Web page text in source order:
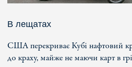
В лещатах
США перекриває Кубі нафтовий
до краху, майже не маючи карт в